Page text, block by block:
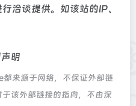
洽谈提供。如该站的IP、
明
来源于网络，不保证外部链
该外部链接的指向，不由深